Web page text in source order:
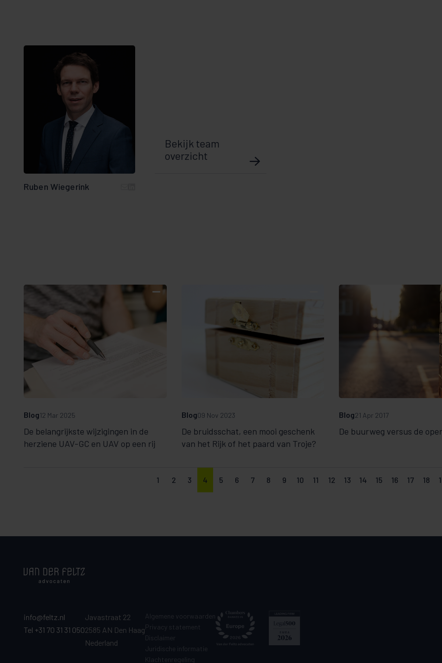
Ruben Wiegerink
Bekijk team
overzicht
De belangrijkste wijzigingen in de
herziene UAV-GC en UAV op een rij
Blog12 Mar 2025
De bruidsschat, een mooi geschenk
van het Rijk of het paard van Troje?
Blog09 Nov 2023
De buurweg versus de
Blog21 Apr 2017
1 2 3 4 5 6 7 8 9 10 11 12 13 14 15 16 17 18
info@feltz.nl
Tel +31 70 31 31 050
Javastraat 22
2585 AN Den Haag
Nederland
Algemene voorwaarden
Privacy statement
Disclaimer
Juridische informatie
Klachtenregeling